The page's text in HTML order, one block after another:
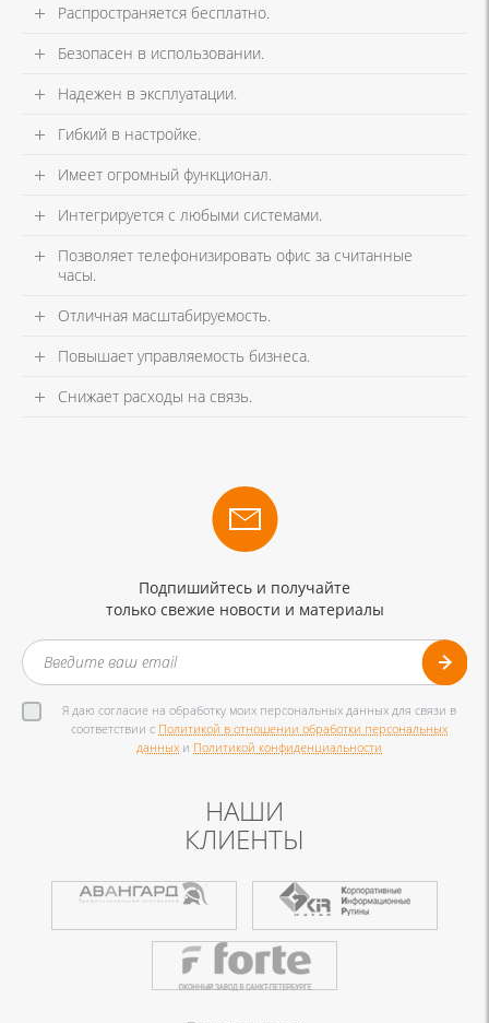
Распространяется бесплатно.
Безопасен в использовании.
Надежен в эксплуатации.
Гибкий в настройке.
Имеет огромный функционал.
Интегрируется с любыми системами.
Позволяет телефонизировать офис за считанные
часы.
Отличная масштабируемость.
Повышает управляемость бизнеса.
Снижает расходы на связь.
Подпишийтесь и получайте
только свежие новости и материалы
Я даю согласие на обработку моих персональных данных для связи в
соответствии с Политикой в отношении обработки персональных
данных и Политикой конфиденциальности
НАШИ
КЛИЕНТЫ